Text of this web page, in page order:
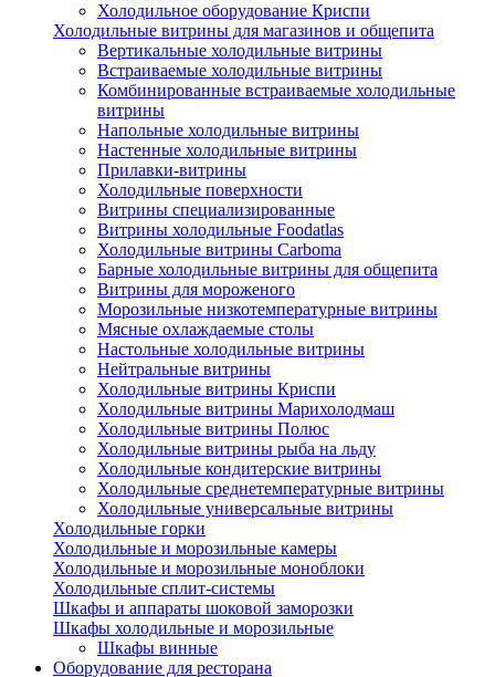
Холодильное оборудование Криспи
Холодильные витрины для магазинов и общепита
Вертикальные холодильные витрины
Встраиваемые холодильные витрины
Комбинированные встраиваемые холодильные
витрины
Напольные холодильные витрины
Настенные холодильные витрины
Прилавки-витрины
Холодильные поверхности
Витрины специализированные
Витрины холодильные Foodatlas
Холодильные витрины Carboma
Барные холодильные витрины для общепита
Витрины для мороженого
Морозильные низкотемпературные витрины
Мясные охлаждаемые столы
Настольные холодильные витрины
Нейтральные витрины
Холодильные витрины Криспи
Холодильные витрины Марихолодмаш
Холодильные витрины Полюс
Холодильные витрины рыба на льду
Холодильные кондитерские витрины
Холодильные среднетемпературные витрины
Холодильные универсальные витрины
Холодильные горки
Холодильные и морозильные камеры
Холодильные и морозильные моноблоки
Холодильные сплит-системы
Шкафы и аппараты шоковой заморозки
Шкафы холодильные и морозильные
Шкафы винные
Оборудование для ресторана